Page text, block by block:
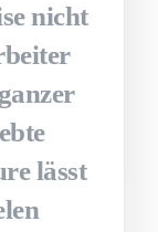
nicht
lässt